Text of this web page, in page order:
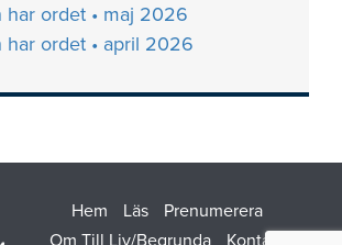
har ordet • maj 2026
har ordet • april 2026
Hem Läs
Prenumerera
Om Till Liv/Begrunda
Kontakt